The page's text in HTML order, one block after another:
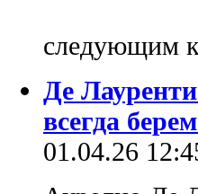
следующим
Де
всегда
01.04.26